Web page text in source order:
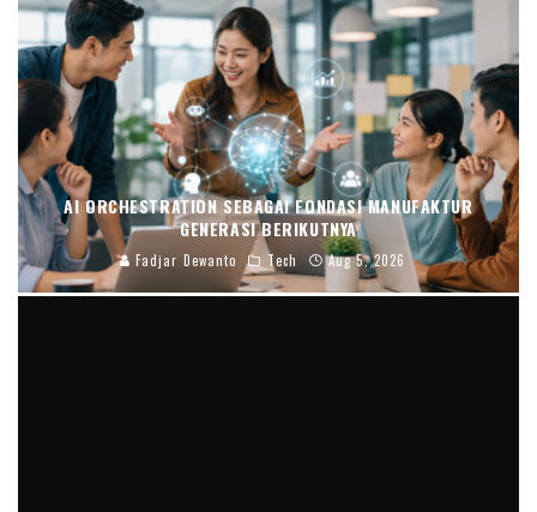
AI ORCHESTRATION SEBAGAI FONDASI MANUFAKTUR
GENERASI BERIKUTNYA
Fadjar Dewanto Tech Aug 5, 2026